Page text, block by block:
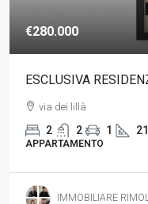
€280.000
ESCLUSIVA
via dei lillà
2 2 1
APPARTAMENTO
IMMOBILIARE